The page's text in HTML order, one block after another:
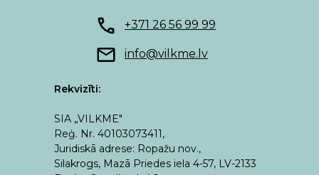
Rekvizīti:
SIA „VILKME"
Reģ. Nr. 40103073411,
Juridiskā adrese: Ropažu nov.,
Silakrogs, Mazā Priedes iela 4-57, LV-2133
+371 26 56 99 99
info@vilkme.lv